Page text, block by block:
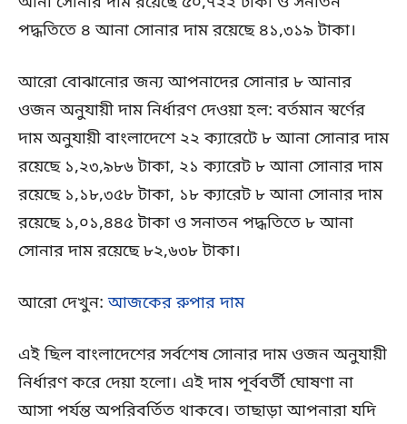
পদ্ধতিতে ৪ আনা সোনার দাম রয়েছে ৪১,৩১৯ টাকা।
আরো বোঝানোর জন্য আপনাদের সোনার ৮ আনার
ওজন অনুযায়ী দাম নির্ধারণ দেওয়া হল: বর্তমান স্বর্ণের
দাম অনুযায়ী বাংলাদেশে ২২ ক্যারেটে ৮ আনা সোনার দাম
রয়েছে ১,২৩,৯৮৬ টাকা, ২১ ক্যারেট ৮ আনা সোনার দাম
রয়েছে ১,১৮,৩৫৮ টাকা, ১৮ ক্যারেট ৮ আনা সোনার দাম
রয়েছে ১,০১,৪৪৫ টাকা ও সনাতন পদ্ধতিতে ৮ আনা
সোনার দাম রয়েছে ৮২,৬৩৮ টাকা।
আরো দেখুন:আজকের রুপার দাম
এই ছিল বাংলাদেশের সর্বশেষ সোনার দাম ওজন অনুযায়ী
নির্ধারণ করে দেয়া হলো। এই দাম পূর্ববর্তী ঘোষণা না
আসা পর্যন্ত অপরিবর্তিত থাকবে। তাছাড়া আপনারা যদি